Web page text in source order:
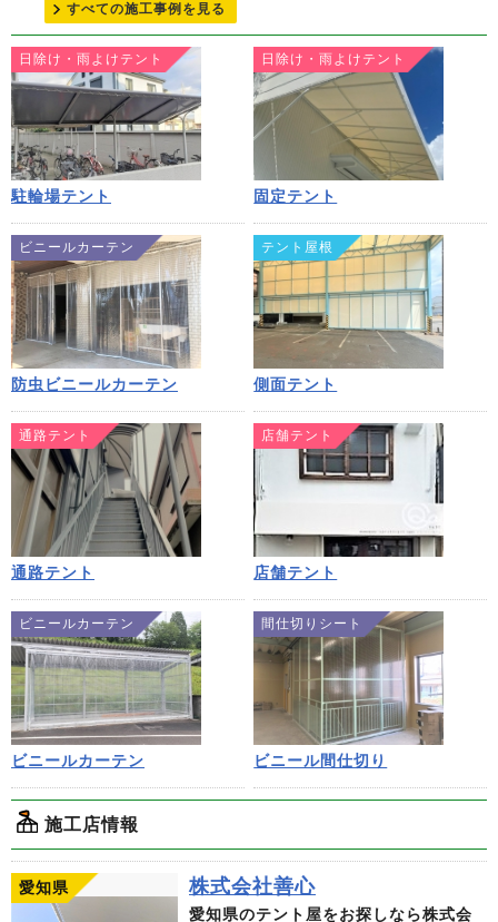
すべての施工事例を見る
日除け・雨よけテント
駐輪場テント
日除け・雨よけテント
固定テント
ビニールカーテン
防虫ビニールカーテン
テント屋根
側面テント
通路テント
通路テント
店舗テント
店舗テント
ビニールカーテン
ビニールカーテン
間仕切りシート
ビニール間仕切り
施工店情報
愛知県 株式会社善心
愛知県のテント屋をお探しなら株式会